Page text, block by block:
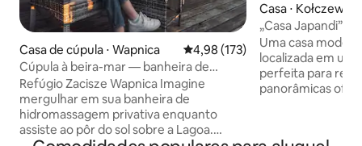
Casa de cúpula ⋅ Wapnica 4,98 de uma avaliação média de
4,98 (173)
Cúpula à beira-mar — banheira de
hidromassagem privativa, sauna, pôr do
sol
Refúgio Zacisze Wapnica Imagine
mergulhar em sua banheira de
hidromassagem privativa enquanto
assiste ao pôr do sol sobre a Lagoa.
Casa ⋅ Kołczewo
„Casa Japandi” •
Uma casa
localizada em um
perfeita para
panorâmicas